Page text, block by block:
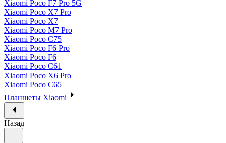
Xiaomi Poco F7 Pro 5G
Xiaomi Poco X7 Pro
Xiaomi Poco X7
Xiaomi Poco M7 Pro
Xiaomi Poco C75
Xiaomi Poco F6 Pro
Xiaomi Poco F6
Xiaomi Poco C61
Xiaomi Poco X6 Pro
Xiaomi Poco C65
Планшеты Xiaomi
Назад